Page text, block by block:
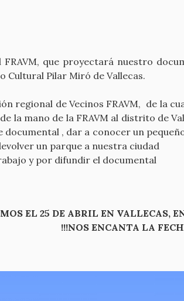
FRAVM, que proyectará nuestro
Cultural Pilar Miró de Vallecas.
regional de Vecinos FRAVM, de la
la mano de la FRAVM al distrito de
, dar a conocer un
un parque a nuestra ciudad
y por difundir el documental
EL 25 DE ABRIL EN VALLECAS,
!!!NOS ENCANTA LA